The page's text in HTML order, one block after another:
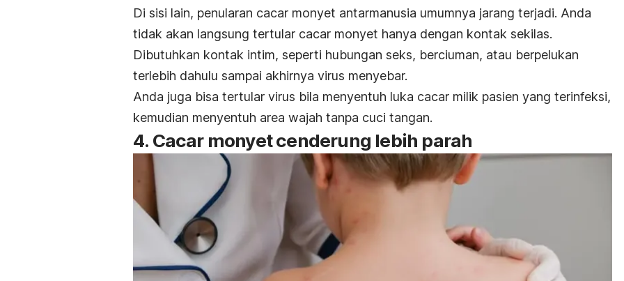
Di sisi lain, penularan cacar monyet antarmanusia umumnya jarang terjadi. Anda
tidak akan langsung tertular cacar monyet hanya dengan kontak sekilas.
Dibutuhkan kontak intim, seperti hubungan seks, berciuman, atau berpelukan
terlebih dahulu sampai akhirnya virus menyebar.
Anda juga bisa tertular virus bila menyentuh luka cacar milik pasien yang terinfeksi,
kemudian menyentuh area wajah tanpa cuci tangan.
4. Cacar monyet cenderung lebih parah